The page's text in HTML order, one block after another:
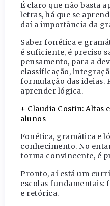
É claro que não basta
letras, há que se
daí a importância da
Saber fonética e
é suficiente, é preciso
pensamento, para a
classificação,
formulação das ideias.
aprender lógica.
+ Claudia Costin: Altas
alunos
Fonética, gramática e
conhecimento. No
forma convincente, é
Pronto, aí está um
escolas fundamentais:
e retórica.